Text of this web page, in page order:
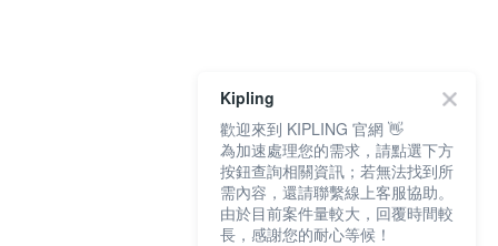
Kipling
歡迎來到 KIPLING 官網 👋
為加速處理您的需求，請點選下方
按鈕查詢相關資訊；若無法找到所
需內容，還請聯繫線上客服協助。
由於目前案件量較大，回覆時間較
長，感謝您的耐心等候！